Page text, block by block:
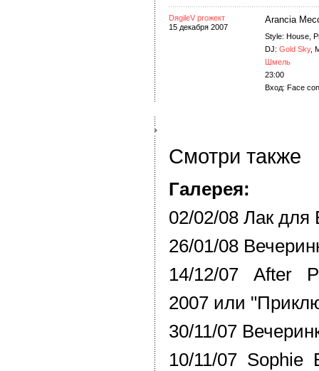
DяgileV proжект
15 декабря 2007
Arancia
Style: House,
DJ: Gold Sky,
Шмель
23:00
Вход: Face
Смотри также
Галерея:
02/02/08 Лак для
26/01/08
14/12/07 After
2007 или
30/11/07
10/11/07 Sophie